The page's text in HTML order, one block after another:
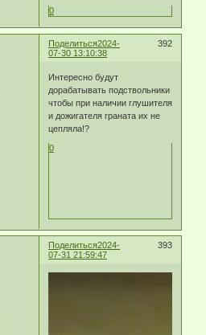
0
Поделиться 392
2024-
07-30 13:10:38
Интересно будут
дорабатывать подствольники
чтобы при наличии глушителя
и дожигателя граната их не
цепляла!?
0
Поделиться 393
2024-
07-31 21:59:47